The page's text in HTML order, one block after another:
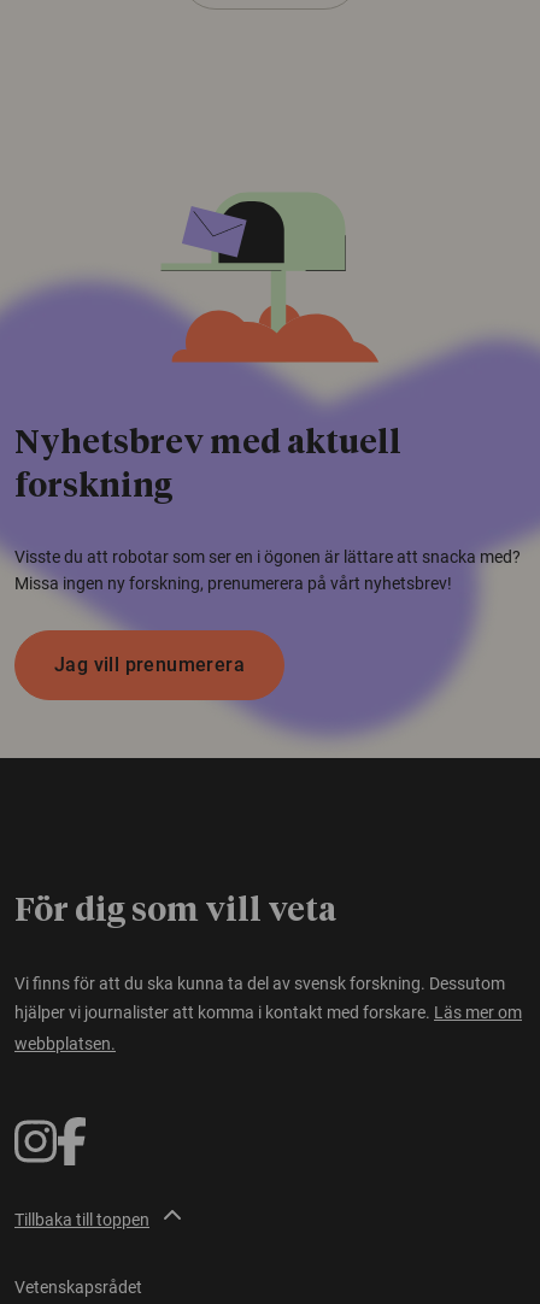
Nyhetsbrev med aktuell
forskning
Visste du att robotar som ser en i ögonen är lättare att snacka med?
Missa ingen ny forskning, prenumerera på vårt nyhetsbrev!
Jag vill prenumerera
För dig som vill veta
Vi finns för att du ska kunna ta del av svensk forskning. Dessutom
hjälper vi journalister att komma i kontakt med forskare. Läs mer om
webbplatsen.
Tillbaka till toppen
Vetenskapsrådet